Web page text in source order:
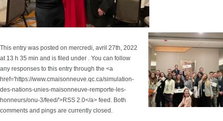
This entry was posted on mercredi, avril 27th, 2022
at 13 h 35 min and is filed under . You can follow
any responses to this entry through the <a
href='https://www.cmaisonneuve.qc.ca/simulation-
des-nations-unies-maisonneuve-remporte-les-
honneurs/onu-3/feed/'>RSS 2.0</a> feed. Both
comments and pings are currently closed.